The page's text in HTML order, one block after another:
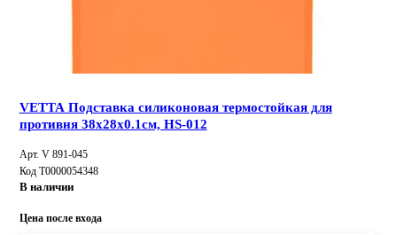
VETTA Подставка силиконовая термостойкая для
противня 38х28х0.1см, HS-012
Арт. V 891-045
Код Т0000054348
В наличии
Цена после входа